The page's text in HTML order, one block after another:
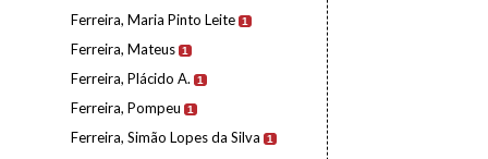
Ferreira, Maria Pinto Leite 1
Ferreira, Mateus 1
Ferreira, Plácido A. 1
Ferreira, Pompeu 1
Ferreira, Simão Lopes da Silva 1